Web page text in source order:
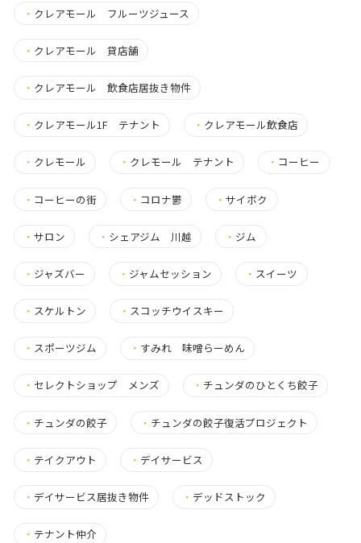
・ クレアモール フルーツジュース
・ クレアモール 貸店舗
・ クレアモール 飲食店居抜き物件
・ クレアモール1F テナント ・ クレアモール飲食店
・ クレモール ・ クレモール テナント ・ コーヒー
・ コーヒーの街 ・ コロナ鬱 ・サイボク
・ サロン ・ シェアジム 川越 ・ ジム
・ ジャズバー ・ ジャムセッション ・ スイーツ
・ スケルトン ・ スコッチウイスキー
・ スポーツジム ・ すみれ 味噌らーめん
・ セレクトショップ メンズ ・ チュンダのひとくち餃子
・ チュンダの餃子 ・ チュンダの餃子復活プロジェクト
・ テイクアウト ・ デイサービス
・ デイサービス居抜き物件 ・ デッドストック
・ テナント仲介